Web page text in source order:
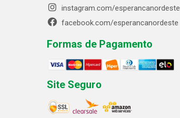
instagram.com/esperancanordeste
facebook.com/esperancanordeste
Formas de Pagamento
Site Seguro